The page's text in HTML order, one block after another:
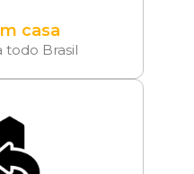
casa
todo Brasil